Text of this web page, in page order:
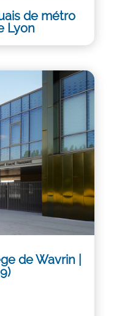
de métro
Lyon
de Wavrin |